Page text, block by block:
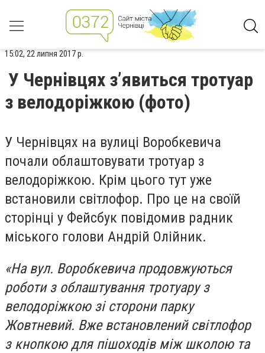
15:02, 22 липня 2017 р.
У Чернівцях з’явиться тротуар
з велодоріжкою (фото)
У Чернівцях на вулиці Воробкевича
почали облаштовувати тротуар з
велодоріжкою. Крім цього тут уже
встановили світлофор. Про це на своїй
сторінці у Фейсбук повідомив радник
міського голови Андрій Олійник.
«На вул. Воробкевича продовжуються
роботи з облаштування тротуару з
велодоріжкою зі сторони парку
Жовтневий. Вже встановлений світлофор
з кнопкою для пішоходів між школою та